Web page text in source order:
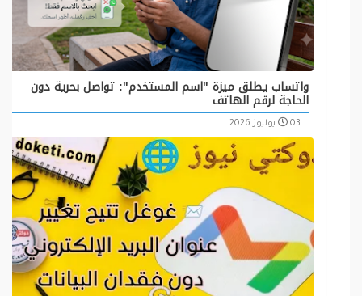
واتساب يطلق ميزة "اسم المستخدم": تواصل بحرية دون
الحاجة لرقم الهاتف
03 يوليوز 2026